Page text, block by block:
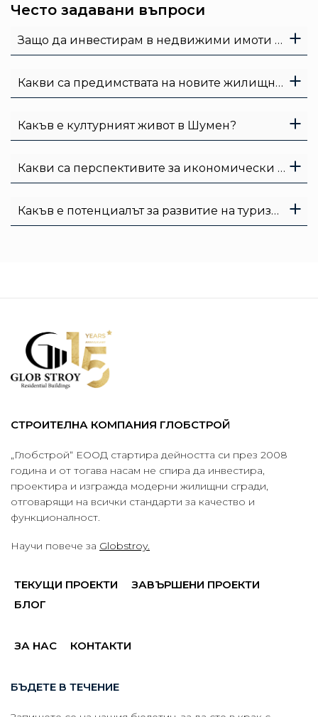
Често задавани въпроси
Защо да инвестирам в недвижими имоти в Шумен?
Какви са предимствата на новите жилищни комплекси в Шумен?
Какъв е културният живот в Шумен?
Какви са перспективите за икономически растеж в Шумен?
Какъв е потенциалът за развитие на туризма в Шумен?
СТРОИТЕЛНА КОМПАНИЯ ГЛОБСТРОЙ
„Глобстрой“ ЕООД стартира дейността си през 2008
година и от тогава насам не спира да инвестира,
проектира и изгражда модерни жилищни сгради,
отговарящи на всички стандарти за качество и
функционалност.
Научи повече за Globstroy.
ТЕКУЩИ ПРОЕКТИ
ЗАВЪРШЕНИ ПРОЕКТИ
БЛОГ
ЗА НАС КОНТАКТИ
БЪДЕТЕ В ТЕЧЕНИЕ